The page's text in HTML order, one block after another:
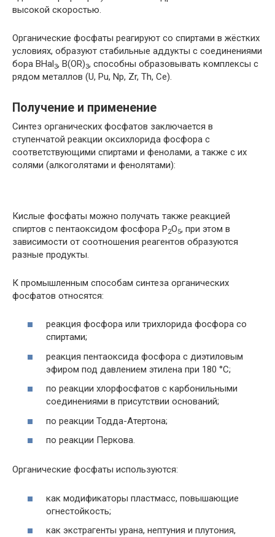
высокой скоростью.
Органические фосфаты реагируют со спиртами в жёстких
условиях, образуют стабильные аддукты с соединениями
бора BHal3, B(OR)3, способны образовывать комплексы с
рядом металлов (U, Pu, Np, Zr, Th, Ce).
Получение и применение
Синтез органических фосфатов заключается в
ступенчатой реакции оксихлорида фосфора с
соответствующими спиртами и фенолами, а также с их
солями (алкоголятами и фенолятами):
Кислые фосфаты можно получать также реакцией
спиртов с пентаоксидом фосфора P2O5, при этом в
зависимости от соотношения реагентов образуются
разные продукты.
К промышленным способам синтеза органических
фосфатов относятся:
реакция фосфора или трихлорида фосфора со
спиртами;
реакция пентаоксида фосфора с диэтиловым
эфиром под давлением этилена при 180 °C;
по реакции хлорфосфатов с карбонильными
соединениями в присутствии оснований;
по реакции Тодда-Атертона;
по реакции Перкова.
Органические фосфаты используются:
как модификаторы пластмасс, повышающие
огнестойкость;
как экстрагенты урана, нептуния и плутония,